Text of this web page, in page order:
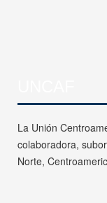
La Unión
colaboradora,
Norte,